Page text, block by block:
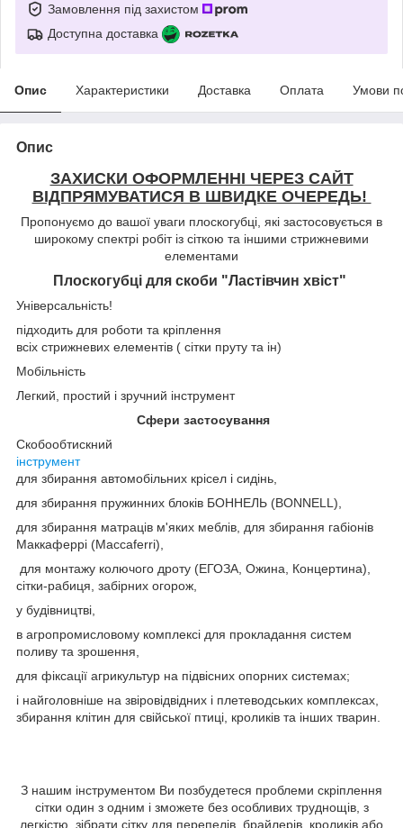
Замовлення під захистом
Доступна доставка
Опис Характеристики Доставка Оплата Умови
Опис
ЗАХИСКИ ОФОРМЛЕННІ ЧЕРЕЗ САЙТ
ВІДПРЯМУВАТИСЯ В ШВИДКЕ ОЧЕРЕДЬ!
Пропонуємо до вашої уваги плоскогубці, які застосовується в
широкому спектрі робіт із сіткою та іншими стрижневими
елементами
Плоскогубці для скоби "Ластівчин хвіст"
Універсальність!
підходить для роботи та кріплення
всіх стрижневих елементів ( сітки пруту та ін)
Мобільність
Легкий, простий і зручний інструмент
Сфери застосування
Скобообтискний
інструмент
для збирання автомобільних крісел і сидінь,
для збирання пружинних блоків БОННЕЛЬ (BONNELL),
для збирання матраців м'яких меблів, для збирання габіонів
Маккаферрі (Maccaferri),
для монтажу колючого дроту (ЕГОЗА, Ожина, Концертина),
сітки-рабиця, забірних огорож,
у будівництві,
в агропромисловому комплексі для прокладання систем
поливу та зрошення,
для фіксації агрикультур на підвісних опорних системах;
і найголовніше на звіровідвідних і плетеводських комплексах,
збирання клітин для свійської птиці, кроликів та інших тварин.
З нашим інструментом Ви позбудетеся проблеми скріплення
сітки один з одним і зможете без особливих труднощів, з
легкістю, зібрати сітку для перепелів, брайлерів, кроликів або